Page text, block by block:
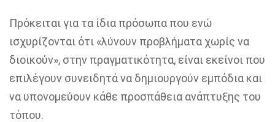
Πρόκειται για τα ίδια πρόσωπα που ενώ
ισχυρίζονται ότι «λύνουν προβλήματα χωρίς να
διοικούν», στην πραγματικότητα, είναι εκείνοι που
επιλέγουν συνειδητά να δημιουργούν εμπόδια και
να υπονομεύουν κάθε προσπάθεια ανάπτυξης του
τόπου.